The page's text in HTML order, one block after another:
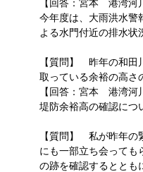
【回答：宮本 港湾河
今年度は、大雨洪水警
よる水門付近の排水状
【質問】 昨年の和田
取っている余裕の高さ
【回答：宮本 港湾河
堤防余裕高の確認につ
【質問】 私が昨年の
にも一部立ち会っても
の跡を確認するととも